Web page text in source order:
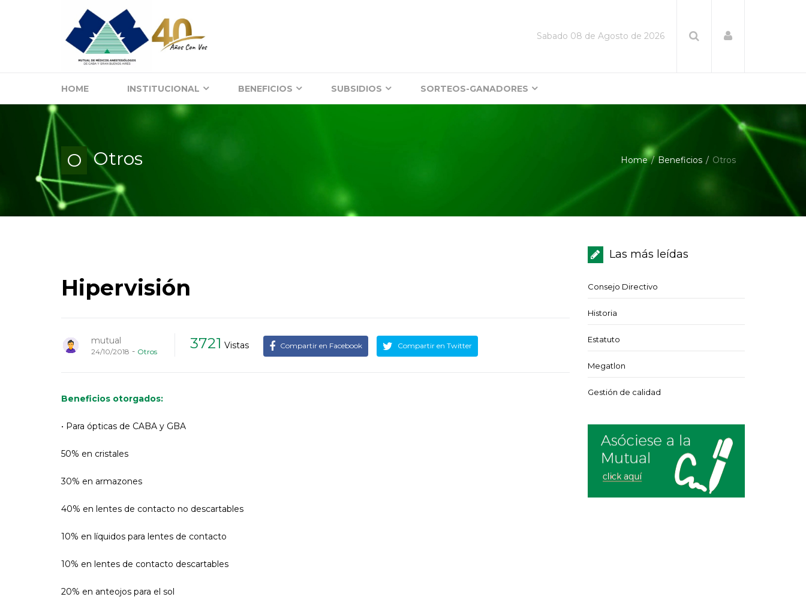
Sabado 08 de Agosto de 2026
HOME INSTITUCIONAL BENEFICIOS SUBSIDIOS SORTEOS-GANADORES
O Otros Home Beneficios Otros
Hipervisión
mutual
24/10/2018 - Otros 3721 Vistas Compartir en Facebook Compartir en Twitter
Beneficios otorgados:
• Para ópticas de CABA y GBA
50% en cristales
30% en armazones
40% en lentes de contacto no descartables
10% en líquidos para lentes de contacto
10% en lentes de contacto descartables
20% en anteojos para el sol
Las más leídas
Consejo Directivo
Historia
Estatuto
Megatlon
Gestión de calidad